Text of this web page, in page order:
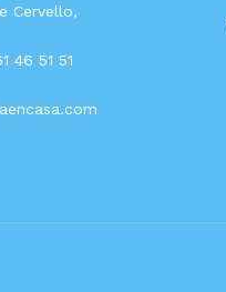
Cervello,
46 51 51